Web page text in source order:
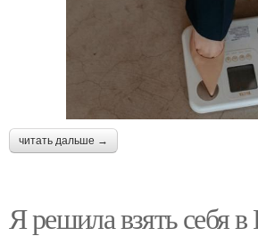
читать дальше →
Я решила взять себя